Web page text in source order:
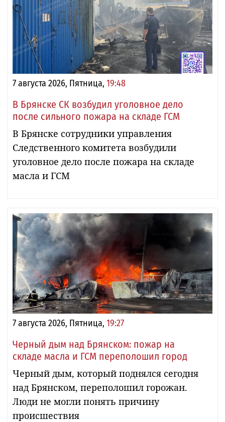
7 августа 2026, Пятница, 19:48
В Брянске СК возбудил уголовное дело
после сильного пожара на складе ГСМ
В Брянске сотрудники управления
Следственного комитета возбудили
уголовное дело после пожара на складе
масла и ГСМ
7 августа 2026, Пятница, 19:27
Черный дым над Брянском: пожар на
складе масла и ГСМ переполошил город
Черный дым, который поднялся сегодня
над Брянском, переполошил горожан.
Люди не могли понять причину
происшествия